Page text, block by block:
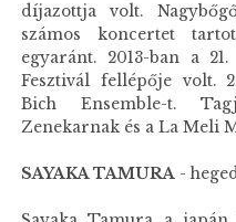
díjazottja volt.
számos koncertet
egyaránt. 2013-ban a
Fesztivál fellépője volt.
Bich Ensemble-t.
Zenekarnak és a La Meli
SAYAKA TAMURA -